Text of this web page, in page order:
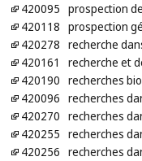
420095 prospection
420118 prospection
420278 recherche
420161
recherche et
420190 recherches
420096 recherches
420270 recherches
420255 recherches
420256 recherches